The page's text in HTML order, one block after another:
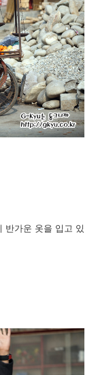
반가운 옷을 입고 있